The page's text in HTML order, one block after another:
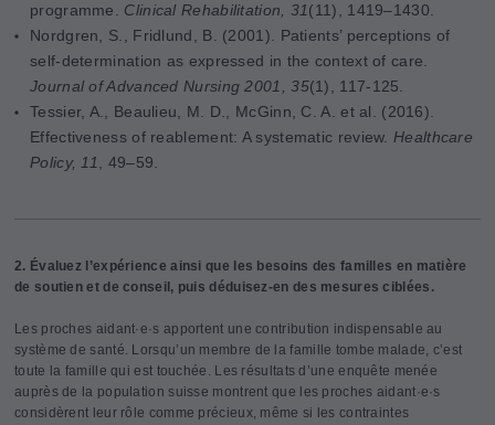
programme. Clinical Rehabilitation, 31(11), 1419–1430.
Nordgren, S., Fridlund, B. (2001). Patients’ perceptions of
self-determination as expressed in the context of care.
Journal of Advanced Nursing 2001, 35(1), 117-125.
Tessier, A., Beaulieu, M. D., McGinn, C. A. et al. (2016).
Effectiveness of reablement: A systematic review. Healthcare
Policy, 11, 49–59.
2. Évaluez l’expérience ainsi que les besoins des familles en matière
de soutien et de conseil, puis déduisez-en des mesures ciblées.
Les proches aidant·e·s apportent une contribution indispensable au
système de santé. Lorsqu’un membre de la famille tombe malade, c’est
toute la famille qui est touchée. Les résultats d’une enquête menée
auprès de la population suisse montrent que les proches aidant·e·s
considèrent leur rôle comme précieux, même si les contraintes